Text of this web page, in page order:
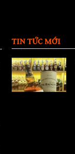
TIN TỨC MỚI